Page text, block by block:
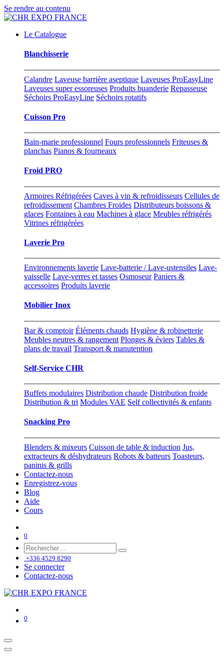
Se rendre au contenu
Le Catalogue
Blanchisserie
Calandre Laveuse barrière aseptique Laveuses ProEasyLine
Laveuses super essoreuses Produits buanderie Repasseuse
Séchoirs ProEasyLine Séchoirs rotatifs
Cuisson Pro
Bain-marie professionnel Fours professionnels Friteuses &
planchas Pianos & fourneaux
Froid PRO
Armoires Réfrigérées Caves à vin & refroidisseurs Cellules de
refroidissement Chambres Froides Distributeurs boissons &
glaces Fontaines à eau Machines à glace Meubles réfrigérés
Vitrines réfrigérées
Laverie Pro
Environnements laverie Lave-batterie / Lave-ustensiles Lave-
vaisselle Lave-verres et tasses Osmoseur Paniers &
accessoires Produits laverie
Mobilier Inox
Bar & comptoir Éléments chauds Hygiène & robinetterie
Meubles neutres & rangement Plonges & éviers Tables &
plans de travail Transport & manutention
Self-Service CHR
Buffets modulaires Distribution chaude Distribution froide
Distribution & tri Modules VAE Self collectivités & enfants
Snacking Pro
Blenders & mixeurs Cuisson de table & induction Jus,
extracteurs & déshydrateurs Robots & batteurs Toasteurs,
paninis & grills
Contactez-nous
Enregistrez-vous
Blog
Aide
Cours
0
+336 4529 8290
Se connecter
Contactez-nous
0